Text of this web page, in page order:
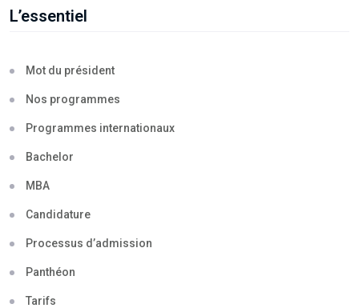
L’essentiel
Mot du président
Nos programmes
Programmes internationaux
Bachelor
MBA
Candidature
Processus d’admission
Panthéon
Tarifs